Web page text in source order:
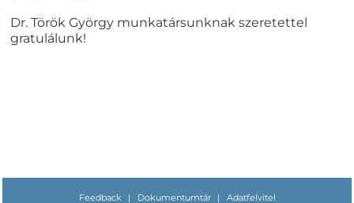
Dr. Török György munkatársunknak szeretettel
gratulálunk!
Feedback | Dokumentumtár | Adatfelvitel